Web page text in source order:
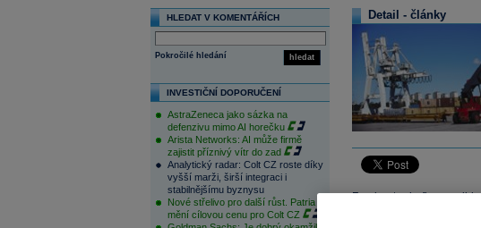
HLEDAT V KOMENTÁŘÍCH
hledat
Pokročilé hledání
INVESTIČNÍ DOPORUČENÍ
AstraZeneca jako sázka na
defenzivu mimo AI horečku
Arista Networks: AI může firmě
zajistit příznivý vítr do zad
Analytický radar: Colt CZ roste díky
vyšší marži, širší integraci i
stabilnějšímu byznysu
Nové střelivo pro další růst. Patria
mění cílovou cenu pro Colt CZ
Detail - články
Foreign trade figures did